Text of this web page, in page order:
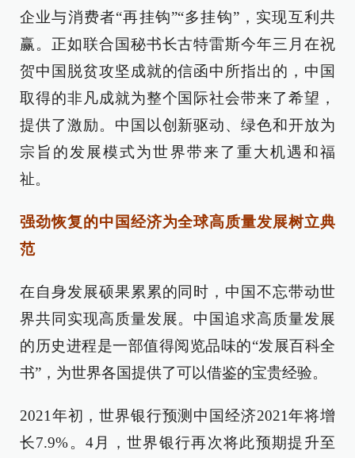
企业与消费者“再挂钩”“多挂钩”，实现互利共
赢。正如联合国秘书长古特雷斯今年三月在祝
贺中国脱贫攻坚成就的信函中所指出的，中国
取得的非凡成就为整个国际社会带来了希望，
提供了激励。中国以创新驱动、绿色和开放为
宗旨的发展模式为世界带来了重大机遇和福
祉。
强劲恢复的中国经济为全球高质量发展树立典
范
在自身发展硕果累累的同时，中国不忘带动世
界共同实现高质量发展。中国追求高质量发展
的历史进程是一部值得阅览品味的“发展百科全
书”，为世界各国提供了可以借鉴的宝贵经验。
2021年初，世界银行预测中国经济2021年将增
长7.9%。4月，世界银行再次将此预期提升至